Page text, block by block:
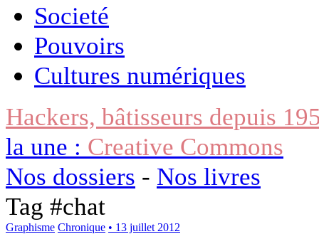
Societé
Pouvoirs
Cultures numériques
Hackers, bâtisseurs depuis
la une : Creative Commons
Nos dossiers - Nos livres
Tag #chat
Graphisme Chronique • 13 juillet 2012